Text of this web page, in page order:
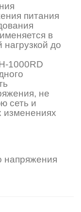
питания
в
нагрузкой до
1000RD
не
сеть и
изменениях
напряжения